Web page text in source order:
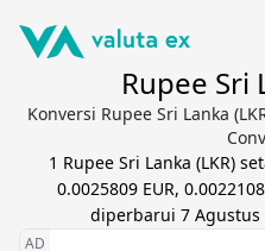
Rupee Sri
Konversi Rupee Sri Lanka
1 Rupee Sri Lanka (LKR)
0.0025809 EUR,
diperbarui 7 Agustus